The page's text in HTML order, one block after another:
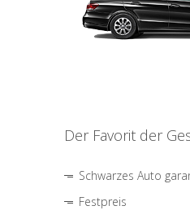
Der Favorit der
Schwarzes Auto
Festpreis